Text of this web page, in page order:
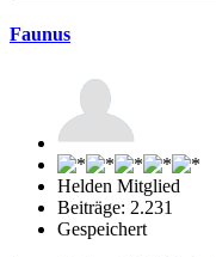
Faunus
Helden Mitglied
Beiträge: 2.231
Gespeichert